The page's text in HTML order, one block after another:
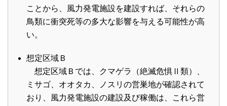
ことから、風力発電施設を建設すれば、それらの
鳥類に衝突死等の多大な影響を与える可能性が高
い。
想定区域Ｂ
想定区域Ｂでは、クマゲラ（絶滅危惧Ⅱ類）、
ミサゴ、オオタカ、ノスリの営巣地が確認されて
おり、風力発電施設の建設及び稼働は、これら営